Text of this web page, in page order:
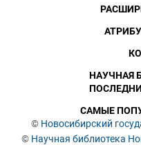
© Новосибирский
© Научная библиотека
НАУЧНАЯ
САМЫЕ